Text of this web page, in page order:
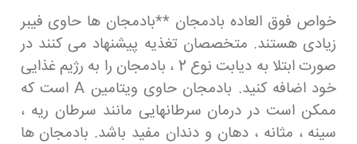
خواص فوق العاده بادمجان **بادمجان ها حاوی فیبر
زیادی هستند. متخصصان تغذیه پیشنهاد می کنند در
صورت ابتلا به دیابت نوع 2 ، بادمجان را به رژیم غذایی
خود اضافه کنید. بادمجان حاوی ویتامین A است که
ممکن است در درمان سرطانهایی مانند سرطان ریه ،
سینه ، مثانه ، دهان و دندان مفید باشد. بادمجان ها